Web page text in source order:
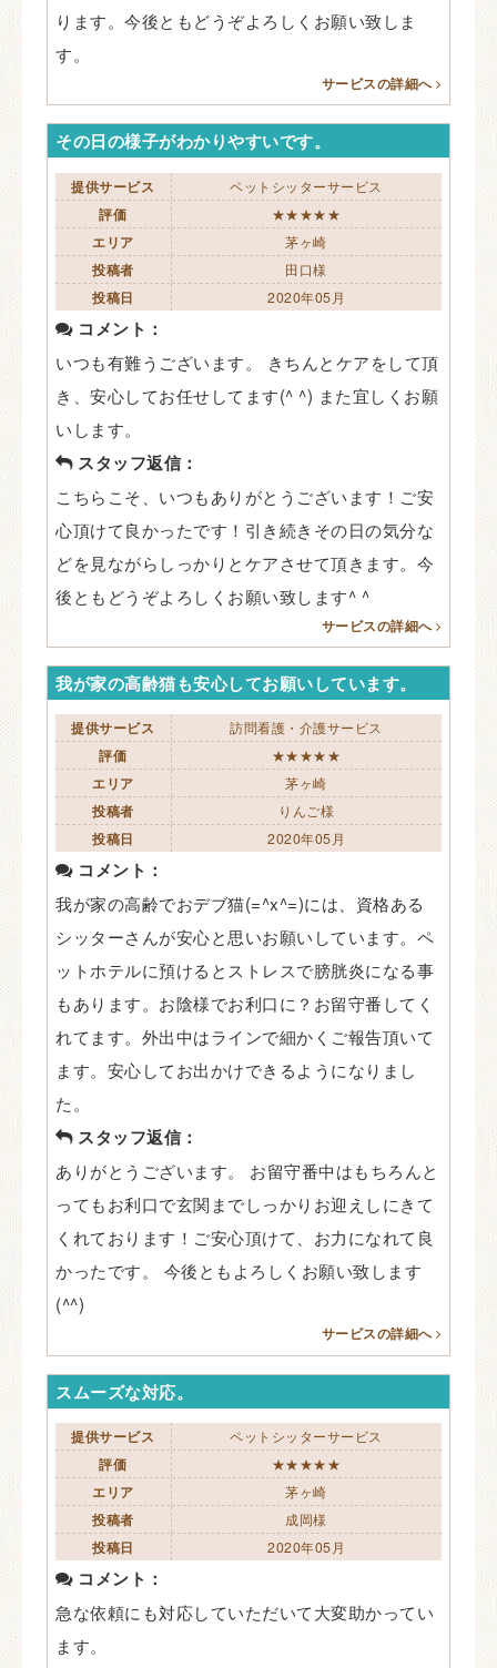
ります。今後ともどうぞよろしくお願い致しま
す。
サービスの詳細へ
その日の様子がわかりやすいです。
提供サービス ペットシッターサービス
評価 ★★★★★
エリア 茅ヶ崎
投稿者 田口様
投稿日 2020年05月
コメント：
いつも有難うございます。 きちんとケアをして頂
き、安心してお任せしてます(^ ^) また宜しくお願
いします。
スタッフ返信：
こちらこそ、いつもありがとうございます！ご安
心頂けて良かったです！引き続きその日の気分な
どを見ながらしっかりとケアさせて頂きます。今
後ともどうぞよろしくお願い致します^ ^
サービスの詳細へ
我が家の高齢猫も安心してお願いしています。
提供サービス 訪問看護・介護サービス
評価 ★★★★★
エリア 茅ヶ崎
投稿者 りんご様
投稿日 2020年05月
コメント：
我が家の高齢でおデブ猫(=^x^=)には、資格ある
シッターさんが安心と思いお願いしています。ペ
ットホテルに預けるとストレスで膀胱炎になる事
もあります。お陰様でお利口に？お留守番してく
れてます。外出中はラインで細かくご報告頂いて
ます。安心してお出かけできるようになりまし
た。
スタッフ返信：
ありがとうございます。 お留守番中はもちろんと
ってもお利口で玄関までしっかりお迎えしにきて
くれております！ご安心頂けて、お力になれて良
かったです。 今後ともよろしくお願い致します
(^^)
サービスの詳細へ
スムーズな対応。
提供サービス ペットシッターサービス
評価 ★★★★★
エリア 茅ヶ崎
投稿者 成岡様
投稿日 2020年05月
コメント：
急な依頼にも対応していただいて大変助かってい
ます。